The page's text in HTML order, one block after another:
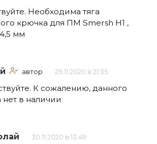
Необходима тяга
крючка для ПМ Smersh H1 ,
мм
автор 29.11.2020 в 21:35
К сожалению, данного
нет в наличии
30.11.2020 в 13:49